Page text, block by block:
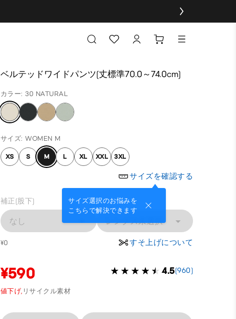
ベルテッドワイドパンツ(丈標準70.0～74.0cm)
カラー: 30 NATURAL
サイズ: WOMEN M
XS S M L XL XXL 3XL
サイズを確認する
サイズ選択のお悩みを
こちらで解決できます
補正(股下)
なし レングス未選択
¥0 すそ上げについて
¥590 4.5(960)
値下げ, リサイクル素材